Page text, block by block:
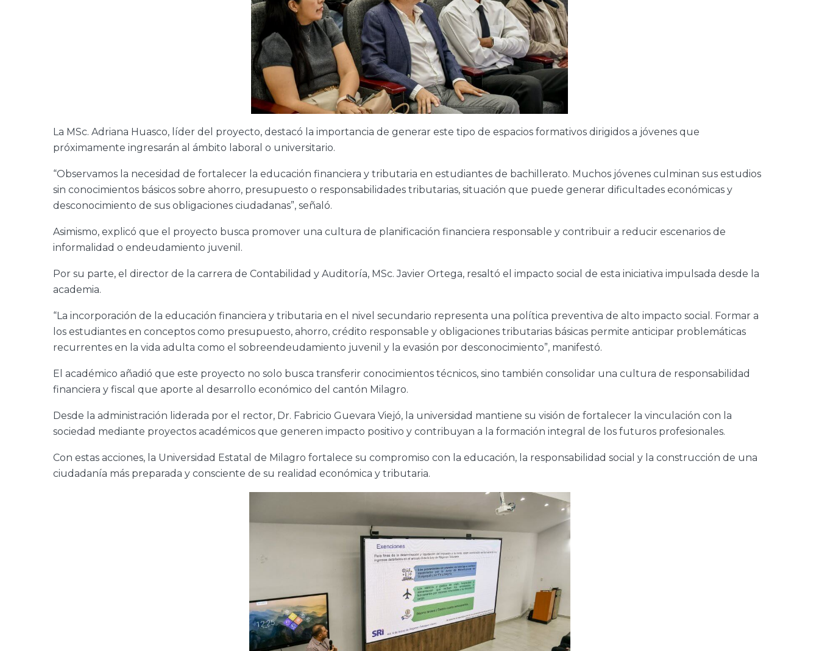
La MSc. Adriana Huasco, líder del proyecto, destacó la importancia de generar este tipo de espacios formativos dirigidos a jóvenes que
próximamente ingresarán al ámbito laboral o universitario.
“Observamos la necesidad de fortalecer la educación financiera y tributaria en estudiantes de bachillerato. Muchos jóvenes culminan sus estudios
sin conocimientos básicos sobre ahorro, presupuesto o responsabilidades tributarias, situación que puede generar dificultades económicas y
desconocimiento de sus obligaciones ciudadanas”, señaló.
Asimismo, explicó que el proyecto busca promover una cultura de planificación financiera responsable y contribuir a reducir escenarios de
informalidad o endeudamiento juvenil.
Por su parte, el director de la carrera de Contabilidad y Auditoría, MSc. Javier Ortega, resaltó el impacto social de esta iniciativa impulsada desde la
academia.
“La incorporación de la educación financiera y tributaria en el nivel secundario representa una política preventiva de alto impacto social. Formar a
los estudiantes en conceptos como presupuesto, ahorro, crédito responsable y obligaciones tributarias básicas permite anticipar problemáticas
recurrentes en la vida adulta como el sobreendeudamiento juvenil y la evasión por desconocimiento”, manifestó.
El académico añadió que este proyecto no solo busca transferir conocimientos técnicos, sino también consolidar una cultura de responsabilidad
financiera y fiscal que aporte al desarrollo económico del cantón Milagro.
Desde la administración liderada por el rector, Dr. Fabricio Guevara Viejó, la universidad mantiene su visión de fortalecer la vinculación con la
sociedad mediante proyectos académicos que generen impacto positivo y contribuyan a la formación integral de los futuros profesionales.
Con estas acciones, la Universidad Estatal de Milagro fortalece su compromiso con la educación, la responsabilidad social y la construcción de una
ciudadanía más preparada y consciente de su realidad económica y tributaria.